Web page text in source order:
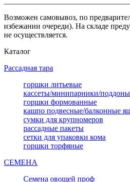
Возможен самовывоз, по
избежании очереди). На складе
не осуществляется.
Каталог
Рассадная тара
горшки литьевые
кассеты/минипарники/поддоны
горшки формованные
кашпо подвесные/балконные
сумки для крупномеров
рассадные пакеты
сетки для упаковки кома
горшки торфяные
СЕМЕНА
Семена овощей проф